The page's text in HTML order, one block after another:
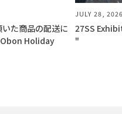
いた商品の配送に
Holiday
JULY 28,
27SS
"